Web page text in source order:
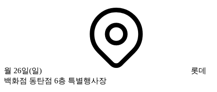
월 26일(일)
롯데
백화점 동탄점 6층 특별행사장